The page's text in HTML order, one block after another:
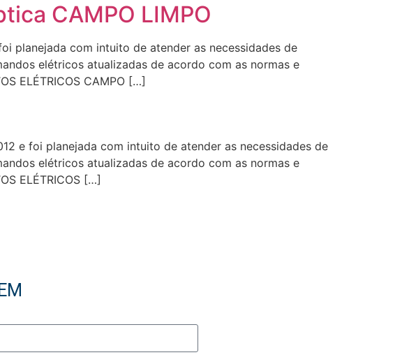
CAMPO LIMPO
planejada com intuito de atender as necessidades de
elétricos atualizadas de acordo com as normas e
ELÉTRICOS CAMPO […]
e foi planejada com intuito de atender as necessidades de
elétricos atualizadas de acordo com as normas e
ELÉTRICOS […]